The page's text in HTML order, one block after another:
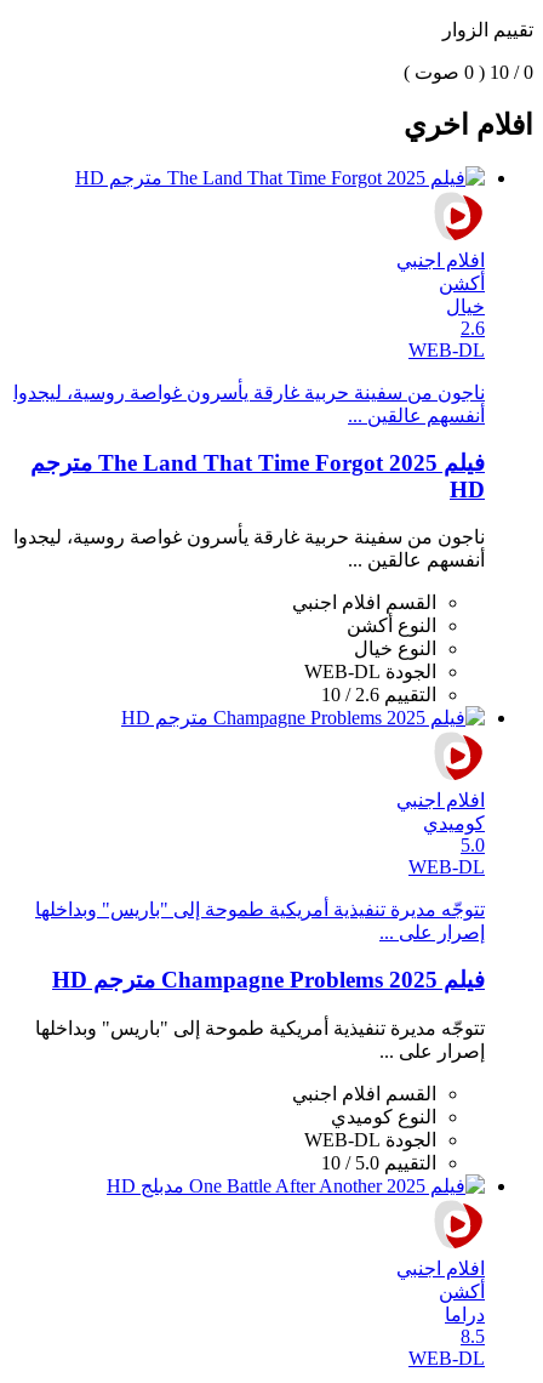
تقييم الزوار
0 / 10 ( 0 صوت )
افلام اخري
افلام اجنبي
أكشن
خيال
2.6
WEB-DL
ناجون من سفينة حربية غارقة يأسرون غواصة روسية، ليجدوا
أنفسهم عالقين ...
فيلم The Land That Time Forgot 2025 مترجم
HD
ناجون من سفينة حربية غارقة يأسرون غواصة روسية، ليجدوا
أنفسهم عالقين ...
القسم
افلام اجنبي
النوع أكشن
النوع خيال
الجودة WEB-DL
التقييم 2.6 / 10
افلام اجنبي
كوميدي
5.0
WEB-DL
تتوجّه مديرة تنفيذية أمريكية طموحة إلى "باريس" وبداخلها
إصرار على ...
فيلم Champagne Problems 2025 مترجم HD
تتوجّه مديرة تنفيذية أمريكية طموحة إلى "باريس" وبداخلها
إصرار على ...
القسم
افلام اجنبي
النوع كوميدي
الجودة WEB-DL
التقييم 5.0 / 10
افلام اجنبي
أكشن
دراما
8.5
WEB-DL